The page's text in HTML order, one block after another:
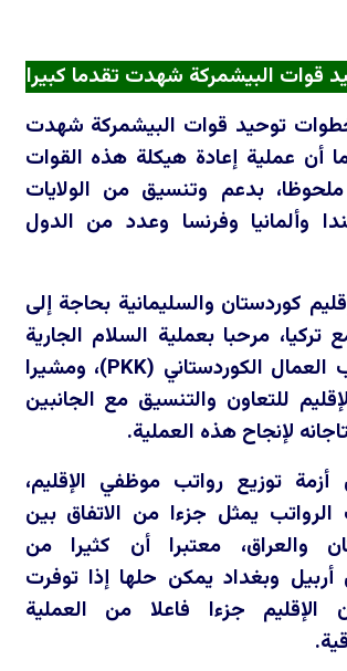
قوات البيشمركة شهدت تقدما كبيرا
توحيد قوات البيشمركة شهدت
أن عملية إعادة هيكلة هذه القوات
بدعم وتنسيق من الولايات
وألمانيا وفرنسا وعدد من الدول
كوردستان والسليمانية بحاجة إلى
تركيا، مرحبا بعملية السلام الجارية
العمال الكوردستاني (PKK)، ومشيرا
للتعاون والتنسيق مع الجانبين
لإنجاح هذه العملية.
توزيع رواتب موظفي الإقليم،
يمثل جزءا من الاتفاق بين
والعراق، معتبرا أن كثيرا من
وبغداد يمكن حلها إذا توفرت
الإقليم جزءا فاعلا من العملية